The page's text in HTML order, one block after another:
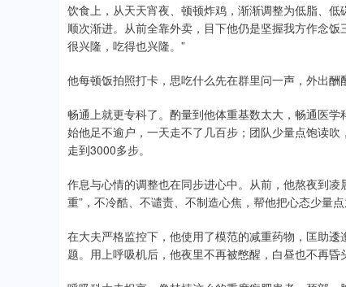
饮食上，从天天宵夜、顿顿炸鸡，渐渐调整为低脂、
顺次渐进。从前全靠外卖，目下他仍是坚握我方作念
很兴隆，吃得也兴隆。”
他每顿饭拍照打卡，思吃什么先在群里问一声，外出酬
畅通上就更专科了。酌量到他体重基数太大，畅通医
始他足不逾户，一天走不了几百步；团队少量点饱读
走到3000多步。
作息与心情的调整也在同步进心中。从前，他熬夜到
重”，不冷酷、不谴责、不制造心焦，帮他把心态少量
在大夫严格监控下，他使用了模范的减重药物，匡助
题。用上呼吸机后，他夜里不再被憋醒，白昼也不再昏